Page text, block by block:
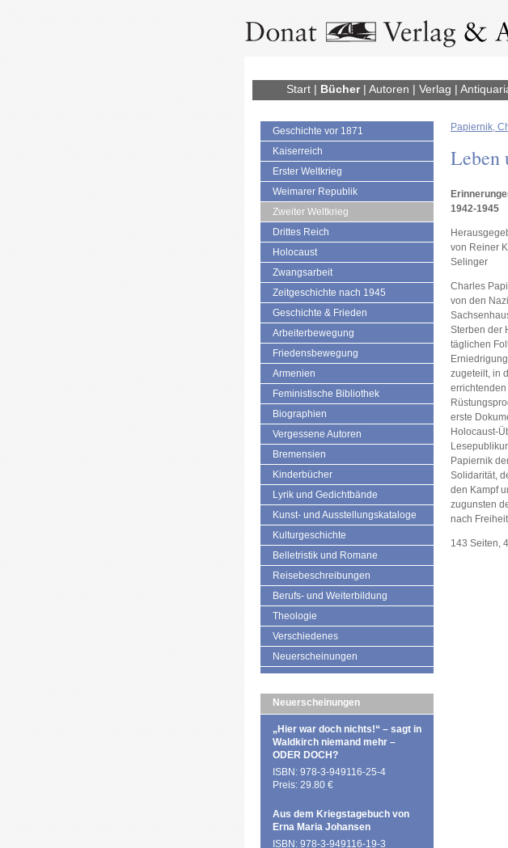
Start| Bücher| Autoren | Verlag |
Geschichte vor 1871
Kaiserreich
Erster Weltkrieg
Weimarer Republik
Zweiter Weltkrieg
Drittes Reich
Holocaust
Zwangsarbeit
Zeitgeschichte nach 1945
Geschichte & Frieden
Arbeiterbewegung
Friedensbewegung
Armenien
Feministische Bibliothek
Biographien
Vergessene Autoren
Bremensien
Kinderbücher
Lyrik und Gedichtbände
Kunst- und Ausstellungskataloge
Kulturgeschichte
Belletristik und Romane
Reisebeschreibungen
Berufs- und Weiterbildung
Theologie
Verschiedenes
Neuerscheinungen
Neuerscheinungen
„Hier war doch nichts!“ – sagt in
Waldkirch niemand mehr –
ODER DOCH?
ISBN: 978-3-949116-25-4
Preis: 29.80 €
Aus dem Kriegstagebuch von
Erna Maria Johansen
ISBN: 978-3-949116-19-3
Papiernik,
Leben
1942-1945
von Reiner
Selinger
Charles
von den
Sterben der
täglichen
zugeteilt, in
erste
Holocaust-
Papiernik
Solidarität,
den Kampf
zugunsten
nach
143 Seiten,